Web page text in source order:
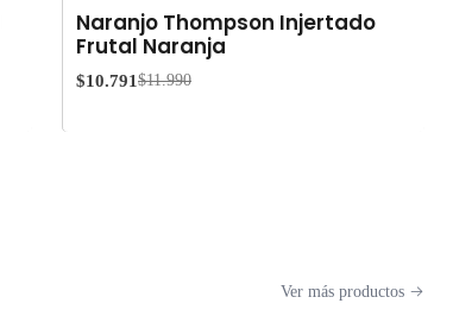
Naranjo Thompson Injertado
Frutal Naranja
$10.791 $11.990
Ver más productos